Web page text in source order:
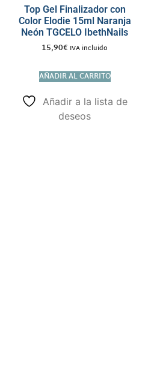
Top Gel Finalizador con
Color Elodie 15ml Naranja
Neón TGCELO IbethNails
15,90€ IVA incluido
AÑADIR AL CARRITO
Añadir a la lista de
deseos